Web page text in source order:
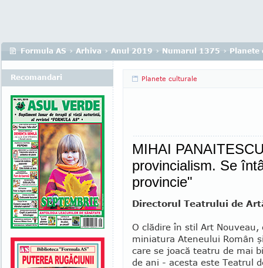
Formula AS › Arhiva › Anul 2019 › Numarul 1375 › Planete
Planete culturale
MIHAI
provincialism. Se
provincie"
Directorul Teatrului de
O clădire în stil Art Nouveau,
mi­niatura Ateneului Român
care se joacă teatru de mai
de ani - acesta este Teatrul
Recomandari